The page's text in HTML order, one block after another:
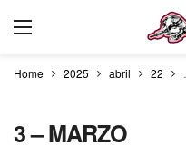
Home 2025 abril 22
3 – MARZO